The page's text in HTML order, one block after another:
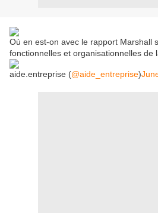
Où en est-on avec le rapport Marshall
fonctionnelles et organisationnelles de
aide.entreprise (@aide_entreprise)